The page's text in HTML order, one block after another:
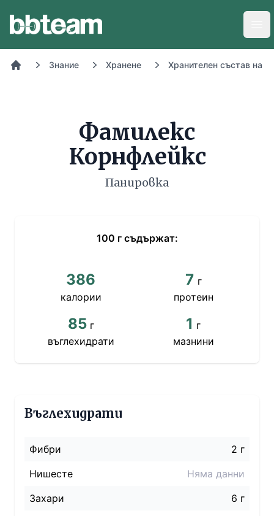
Знание Хранене Хранителен състав на
Фамилекс
Корнфлейкс
Панировка
100 г съдържат:
386
калории
7 г
протеин
85г
въглехидрати
1 г
мазнини
Въглехидрати
Фибри
2 г
Нишесте
Няма данни
Захари
6 г